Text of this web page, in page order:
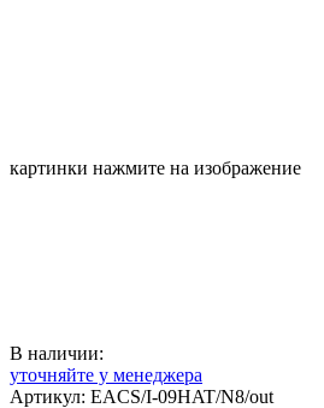
картинки нажмите на изображение
В наличии:
уточняйте у менеджера
Артикул: EACS/I-09HAT/N8/out